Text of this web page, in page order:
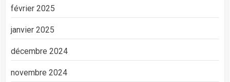
février 2025
janvier 2025
décembre 2024
novembre 2024